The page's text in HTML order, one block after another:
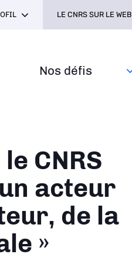
Nos défis‎
LE CNRS SUR LE WEB
CNRS
acteur
de la
»